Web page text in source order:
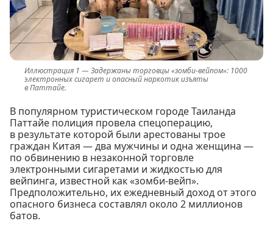
Задержаны торговцы «зомби-вейпом»: 1000
электронных сигарет и опасный наркотик изъяты
в Паттайе.
В популярном туристическом городе Таиланда
Паттайе полиция провела спецоперацию,
в результате которой были арестованы трое
граждан Китая — два мужчины и одна женщина —
по обвинению в незаконной торговле
электронными сигаретами и жидкостью для
вейпинга, известной как «зомби-вейп».
Предположительно, их ежедневный доход от этого
опасного бизнеса составлял около 2 миллионов
батов.